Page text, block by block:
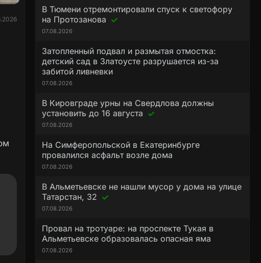
В Тюмени отремонтировали спуск к светофору
на Протозанова
07.08.2026
Затопленный подвал и размытая отмостка:
детский сад в Златоусте разрушается из-за
забитой ливневки
07.08.2026
В Кировграде урны на Свердлова должны
установить до 16 августа
07.08.2026
На Симферопольской в Екатеринбурге
провалился асфальт возле дома
07.08.2026
В Альметьевске не нашли мусор у дома на улице
Татарстан, 32
07.08.2026
Провал на тротуаре: на проспекте Тукая в
Альметьевске образовалась опасная яма
07.08.2026